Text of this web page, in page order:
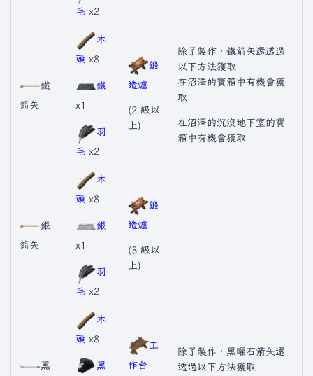
毛 x2
鐵
箭矢
木
頭 x8
鐵
x1
羽
毛 x2
鍛
造爐
(2 級以
上)
除了製作，鐵箭矢還透過
以下方法獲取
在沼澤的寶箱中有機會獲
取
在沼澤的沉沒地下室的寶
箱中有機會獲取
銀
箭矢
木
頭 x8
銀
x1
羽
毛 x2
鍛
造爐
(3 級以
上)
黑
木
頭 x8
黑
工
作台
除了製作，黑曜石箭矢還
透過以下方法獲取